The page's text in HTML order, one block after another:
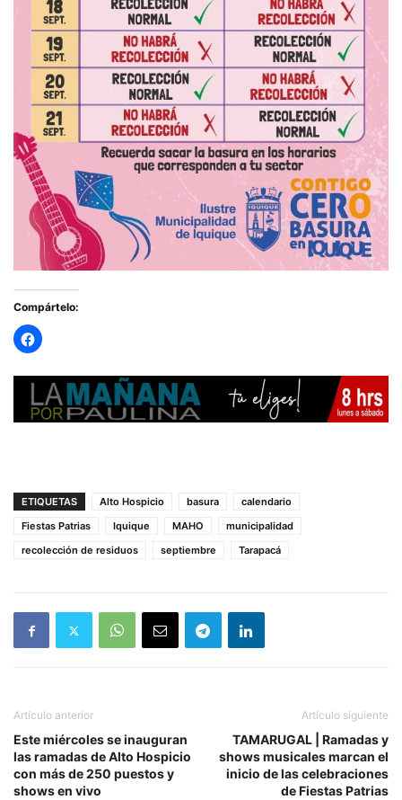
Compártelo:
ETIQUETAS Alto Hospicio basura
calendario
Fiestas Patrias
Iquique MAHO
municipalidad
recolección de residuos
septiembre Tarapacá
Artículo anterior
Este miércoles se inauguran
las ramadas de Alto Hospicio
con más de 250 puestos y
shows en vivo
Artículo siguiente
TAMARUGAL | Ramadas y
shows musicales marcan el
inicio de las celebraciones
de Fiestas Patrias